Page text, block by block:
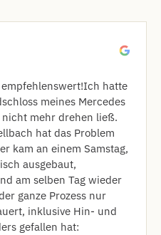
​Ich hatte
meines Mercedes
nicht mehr drehen ließ.
hat das Problem
kam an einem Samstag,
ausgebaut,
am selben Tag wieder
ganze Prozess nur
inklusive Hin- und
gefallen hat: